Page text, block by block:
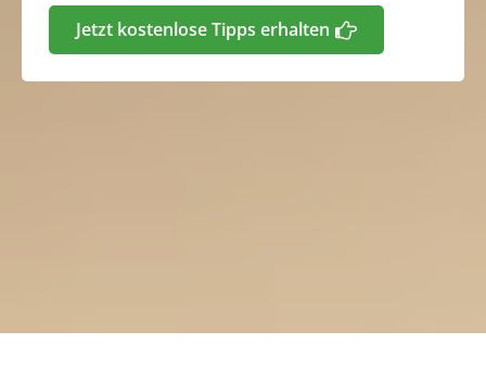
Jetzt kostenlose Tipps erhalten